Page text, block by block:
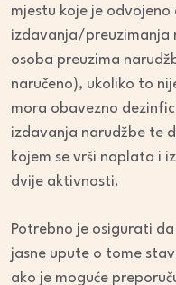
mjestu koje je odvojeno
izdavanja/preuzimanja
osoba preuzima
naručeno), ukoliko to
mora obavezno
izdavanja narudžbe te
kojem se vrši naplata i
dvije aktivnosti.
Potrebno je osigurati
jasne upute o tome
ako je moguće